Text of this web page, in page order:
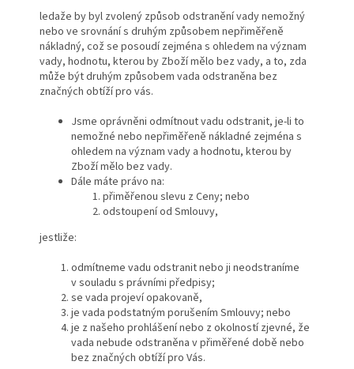
ledaže by byl zvolený způsob odstranění vady nemožný
nebo ve srovnání s druhým způsobem nepřiměřeně
nákladný, což se posoudí zejména s ohledem na význam
vady, hodnotu, kterou by Zboží mělo bez vady, a to, zda
může být druhým způsobem vada odstraněna bez
značných obtíží pro vás.
Jsme oprávněni odmítnout vadu odstranit, je-li to
nemožné nebo nepřiměřeně nákladné zejména s
ohledem na význam vady a hodnotu, kterou by
Zboží mělo bez vady.
Dále máte právo na:
přiměřenou slevu z Ceny; nebo
odstoupení od Smlouvy,
jestliže:
odmítneme vadu odstranit nebo ji neodstraníme
v souladu s právními předpisy;
se vada projeví opakovaně,
je vada podstatným porušením Smlouvy; nebo
je z našeho prohlášení nebo z okolností zjevné, že
vada nebude odstraněna v přiměřené době nebo
bez značných obtíží pro Vás.